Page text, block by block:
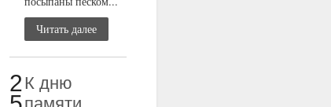
Читать далее
2К дню